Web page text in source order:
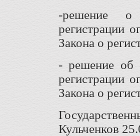
-решение о
регистрации
Закона о
- решение об
регистрации
Закона о
Кульченков